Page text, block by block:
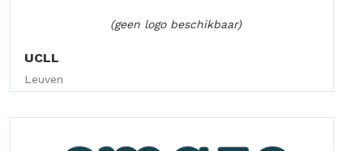
(geen logo beschikbaar)
UCLL
Leuven